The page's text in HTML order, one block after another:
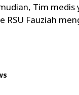
Tim
RSU Fauziah